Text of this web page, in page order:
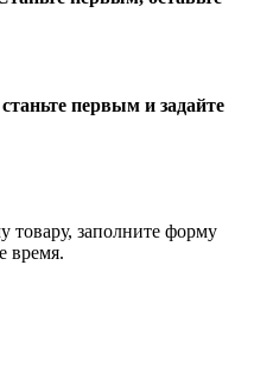
первым и задайте
товару, заполните форму
время.